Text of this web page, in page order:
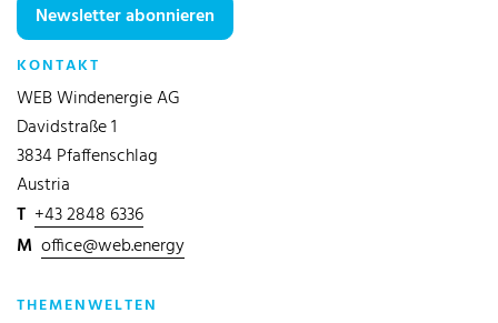
Newsletter abonnieren
KONTAKT
WEB Windenergie AG
Davidstraße 1
3834 Pfaffenschlag
Austria
T +43 2848 6336
M office@web.energy
THEMENWELTEN